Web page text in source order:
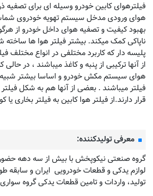
فیلترهوای کابین خودرو وسیله ای برای تصفیه
هوای ورودی مدخل سیستم تهویه خودروی
بهبود کیفیت و تصفیه هوای داخل خودرو از
ناپاکی کمک میکند. بیشتر فیلتر هوا ها ساخته
پلیسه دار که کاربرد مختلفی در انواع مختلف
از آنها ترکیبی از پنبه و کاغذ میباشند ، در
هوای سیستم مکش خودرو و اساسا بیشتر
فیلتر میباشند . بعضی از آنها هم به شکل فیلتر
قرار دارند.از فیلتر هوا کابین به فیلتر بخاری یا
معرفی تولیدکننده:
گروه صنعتی نیکوپخش با بیش از سه دهه حضور
لوازم یدکی و قطعات خودرویی ایران و سابقه
تولید، واردات و تامین قطعات یدکی گروه